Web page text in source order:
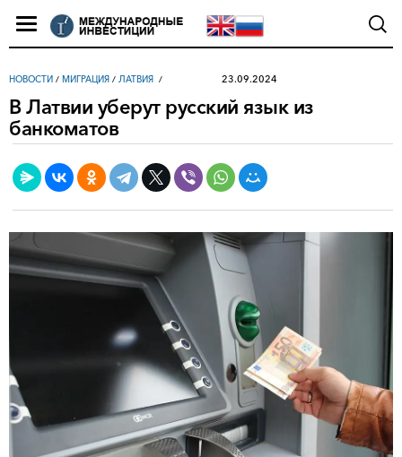
НОВОСТИ / МИГРАЦИЯ / ЛАТВИЯ 23.09.2024
В Латвии уберут русский язык из
банкоматов